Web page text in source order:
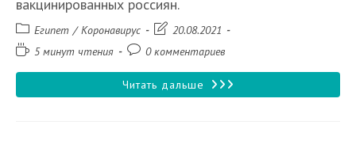
вакцинированных россиян.
Рубрика
записи:
Египет / Коронавирус
Запись20.08.2021
Время5 минут чтения
Комментарии
записи:
0 комментариев
Читать дальше Можно